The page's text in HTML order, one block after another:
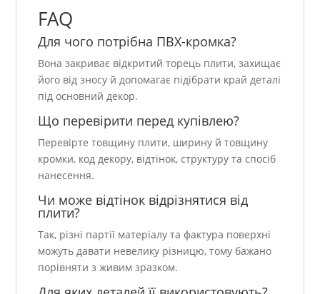
FAQ
Для чого потрібна ПВХ-кромка?
Вона закриває відкритий торець плити, захищає
його від зносу й допомагає підібрати край деталі
під основний декор.
Що перевірити перед купівлею?
Перевірте товщину плити, ширину й товщину
кромки, код декору, відтінок, структуру та спосіб
нанесення.
Чи може відтінок відрізнятися від
плити?
Так, різні партії матеріалу та фактура поверхні
можуть давати невелику різницю, тому бажано
порівняти з живим зразком.